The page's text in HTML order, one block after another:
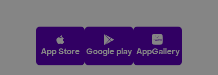
App Store Google play AppGallery